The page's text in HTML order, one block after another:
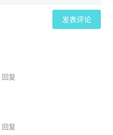
发表评论
回复
回复